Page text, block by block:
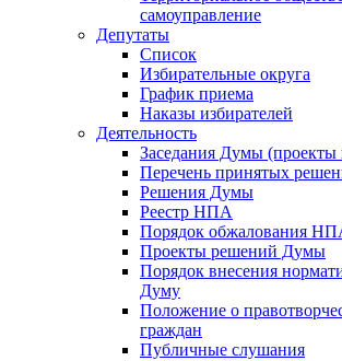
самоуправление
Депутаты
Список
Избирательные округа
График приема
Наказы избирателей
Деятельность
Заседания Думы (проекты
Перечень принятых
Решения Думы
Реестр НПА
Порядок обжалования
Проекты решений Думы
Порядок внесения
Думу
Положение о
граждан
Публичные слушания